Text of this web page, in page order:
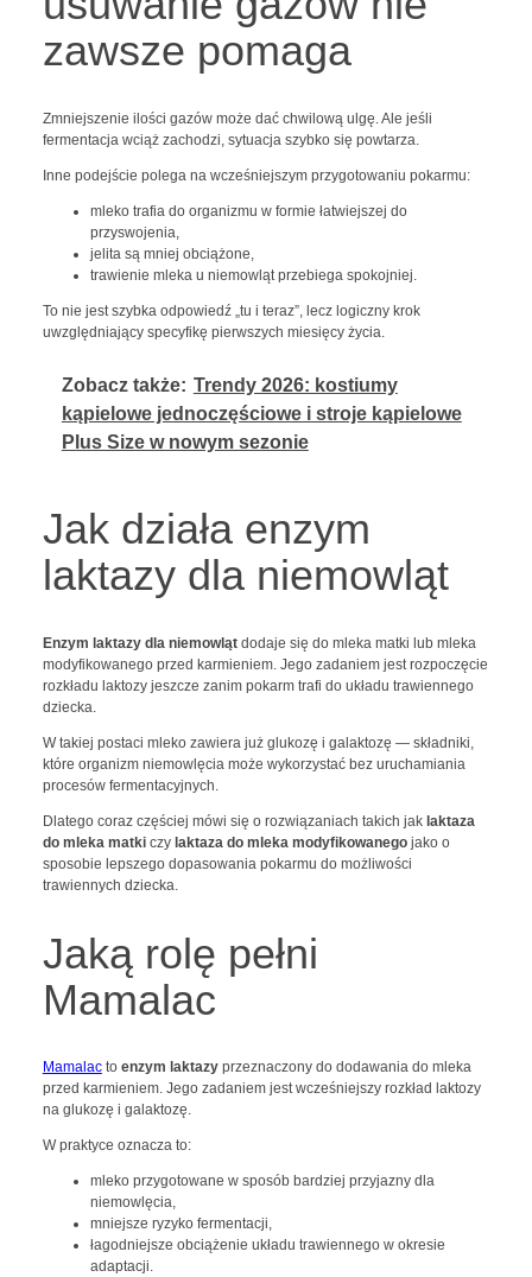
zawsze pomaga
Zmniejszenie ilości gazów może dać chwilową ulgę. Ale jeśli
fermentacja wciąż zachodzi, sytuacja szybko się powtarza.
Inne podejście polega na wcześniejszym przygotowaniu pokarmu:
mleko trafia do organizmu w formie łatwiejszej do
przyswojenia,
jelita są mniej obciążone,
trawienie mleka u niemowląt przebiega spokojniej.
To nie jest szybka odpowiedź „tu i teraz”, lecz logiczny krok
uwzględniający specyfikę pierwszych miesięcy życia.
Zobacz także: Trendy 2026: kostiumy
kąpielowe jednoczęściowe i stroje kąpielowe
Plus Size w nowym sezonie
Jak działa enzym
laktazy dla niemowląt
Enzym laktazy dla niemowlątdodaje się do mleka matki lub mleka
modyfikowanego przed karmieniem. Jego zadaniem jest rozpoczęcie
rozkładu laktozy jeszcze zanim pokarm trafi do układu trawiennego
dziecka.
W takiej postaci mleko zawiera już glukozę i galaktozę — składniki,
które organizm niemowlęcia może wykorzystać bez uruchamiania
procesów fermentacyjnych.
Dlatego coraz częściej mówi się o rozwiązaniach takich jak laktaza
do mleka matkiczy laktaza do mleka modyfikowanegojako o
sposobie lepszego dopasowania pokarmu do możliwości
trawiennych dziecka.
Jaką rolę pełni
Mamalac
Mamalacto enzym laktazyprzeznaczony do dodawania do mleka
przed karmieniem. Jego zadaniem jest wcześniejszy rozkład laktozy
na glukozę i galaktozę.
W praktyce oznacza to:
mleko przygotowane w sposób bardziej przyjazny dla
niemowlęcia,
mniejsze ryzyko fermentacji,
łagodniejsze obciążenie układu trawiennego w okresie
adaptacji.